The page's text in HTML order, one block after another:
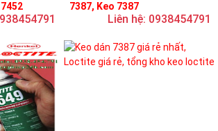
7387, Keo 7387
Liên hệ: 0938454791